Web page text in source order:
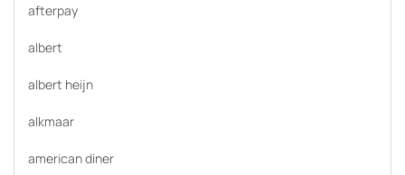
afterpay
albert
albert heijn
alkmaar
american diner